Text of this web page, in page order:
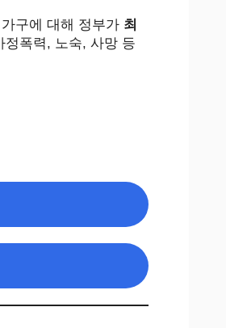
구에 대해 정부가 최
폭력, 노숙, 사망 등